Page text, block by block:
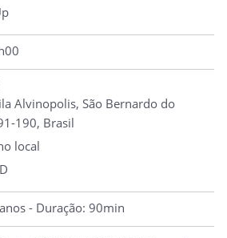
Alvinopolis, São Bernardo do
190, Brasil
local
- Duração: 90min